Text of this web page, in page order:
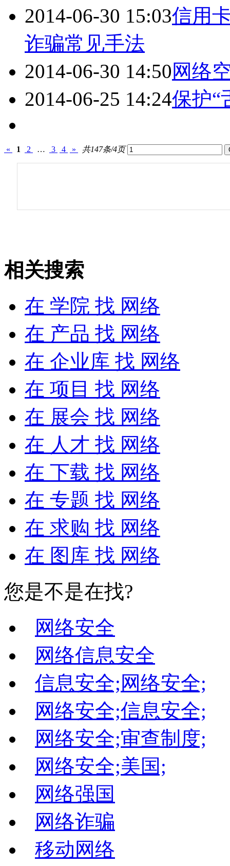
2014-06-30 15:03信用
诈骗常见手法
2014-06-30 14:50网络
2014-06-25 14:24保护“
« 1 2 … 3 4 » 共147条/4页
相关搜索
在 学院 找 网络
在 产品 找 网络
在 企业库 找 网络
在 项目 找 网络
在 展会 找 网络
在 人才 找 网络
在 下载 找 网络
在 专题 找 网络
在 求购 找 网络
在 图库 找 网络
您是不是在找?
网络安全
网络信息安全
信息安全;网络安全;
网络安全;信息安全;
网络安全;审查制度;
网络安全;美国;
网络强国
网络诈骗
移动网络